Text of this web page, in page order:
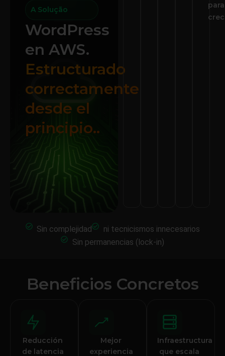
A Solução
WordPress
en AWS.
Estructurado
correctamente
desde el
principio..
para
Sin complejidad
ni tecnicismos innecesarios
Sin permanencias (lock-in)
Beneficios Concretos
Reducción
de latencia
Mejor
experiencia
Infraestructura
que escala